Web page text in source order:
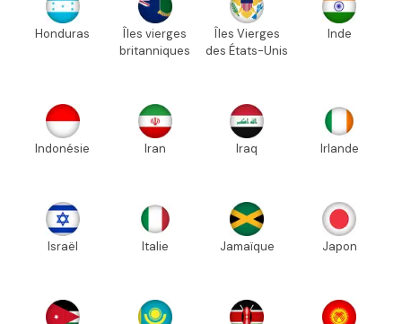
Honduras
Îles vierges
britanniques
Îles Vierges
des États-Unis
Inde
Indonésie Iran Iraq Irlande
Israël Italie Jamaïque Japon